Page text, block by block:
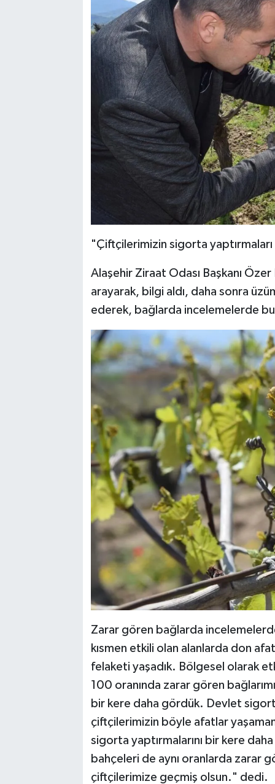
"Çiftçilerimizin sigorta
Alaşehir Ziraat Odası Başkanı
arayarak, bilgi aldı, daha sonra
ederek, bağlarda incelemelerde
Zarar gören bağlarda
kısmen etkili olan alanlarda don
felaketi yaşadık. Bölgesel olarak
100 oranında zarar gören
bir kere daha gördük. Devlet
çiftçilerimizin böyle afatlar
sigorta yaptırmalarını bir kere
bahçeleri de aynı oranlarda zarar
çiftçilerimize geçmiş olsun." dedi.